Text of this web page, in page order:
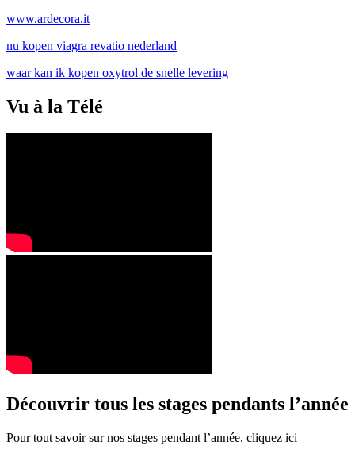
www.ardecora.it
nu kopen viagra revatio nederland
waar kan ik kopen oxytrol de snelle levering
Vu à la Télé
Découvrir tous les stages pendants l’année
Pour tout savoir sur nos stages pendant l’année, cliquez ici